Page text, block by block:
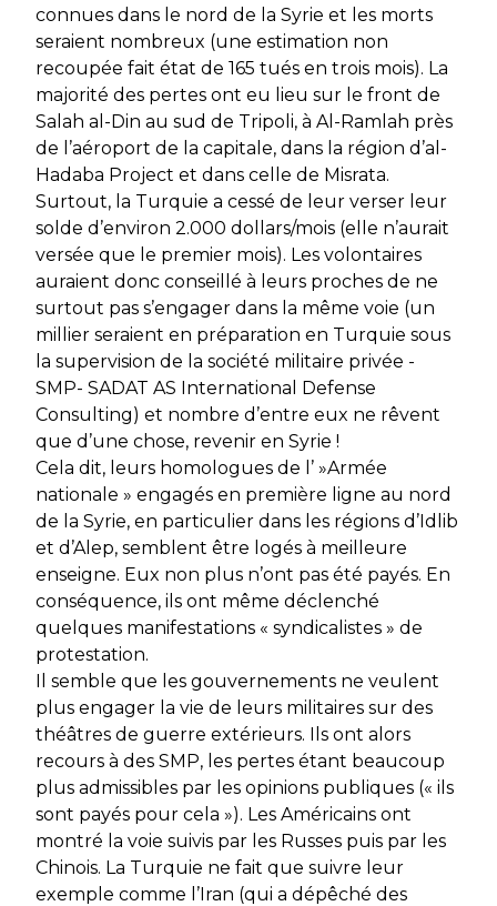
connues dans le nord de la Syrie et les morts
seraient nombreux (une estimation non
recoupée fait état de 165 tués en trois mois). La
majorité des pertes ont eu lieu sur le front de
Salah al-Din au sud de Tripoli, à Al-Ramlah près
de l’aéroport de la capitale, dans la région d’al-
Hadaba Project et dans celle de Misrata.
Surtout, la Turquie a cessé de leur verser leur
solde d’environ 2.000 dollars/mois (elle n’aurait
versée que le premier mois). Les volontaires
auraient donc conseillé à leurs proches de ne
surtout pas s’engager dans la même voie (un
millier seraient en préparation en Turquie sous
la supervision de la société militaire privée -
SMP- SADAT AS International Defense
Consulting) et nombre d’entre eux ne rêvent
que d’une chose, revenir en Syrie !
Cela dit, leurs homologues de l’ »Armée
nationale » engagés en première ligne au nord
de la Syrie, en particulier dans les régions d’Idlib
et d’Alep, semblent être logés à meilleure
enseigne. Eux non plus n’ont pas été payés. En
conséquence, ils ont même déclenché
quelques manifestations « syndicalistes » de
protestation.
Il semble que les gouvernements ne veulent
plus engager la vie de leurs militaires sur des
théâtres de guerre extérieurs. Ils ont alors
recours à des SMP, les pertes étant beaucoup
plus admissibles par les opinions publiques (« ils
sont payés pour cela »). Les Américains ont
montré la voie suivis par les Russes puis par les
Chinois. La Turquie ne fait que suivre leur
exemple comme l’Iran (qui a dépêché des